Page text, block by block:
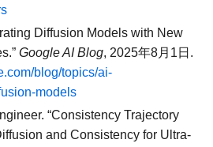
Diffusion Models with New
Google AI Blog, 2025年8月1日.
blog/topics/ai-
models
“Consistency Trajectory
and Consistency for Ultra-